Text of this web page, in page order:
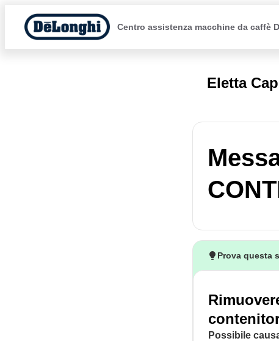
Centro assistenza macchine da caffè
Eletta
Prova questa
Possibile